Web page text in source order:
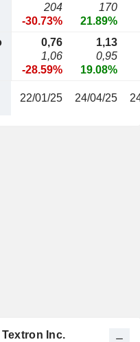
204
-30.73%
170
21.89%
0,76
1,06
-28.59%
1,13
0,95
19.08%
22/01/25 24/04/25
Inc.